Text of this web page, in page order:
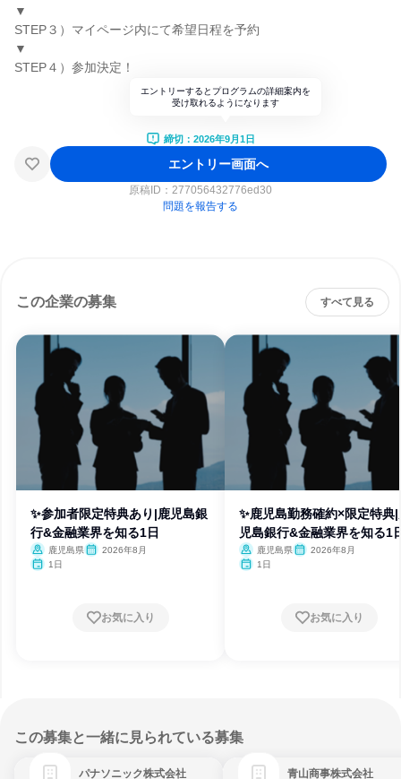
▼
STEP３）マイページ内にて希望日程を予約
▼
STEP４）参加決定！
エントリーするとプログラムの詳細案内を
受け取れるようになります
締切：2026年9月1日
エントリー画面へ
原稿ID： 277056432776ed30
問題を報告する
この企業の募集 すべて見る
✨参加者限定特典あり|鹿児島銀
行&金融業界を知る1日
鹿児島県
2026年8月
1日
お気に入り
✨鹿児島勤務確約×限定特典|
児島銀行&金融業界を知る1
鹿児島県
2026年8月
1日
お気に入り
この募集と一緒に見られている募集
パナソニック株式会社 青山商事株式会社